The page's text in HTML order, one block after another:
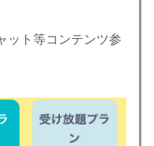
ット等コンテンツ参